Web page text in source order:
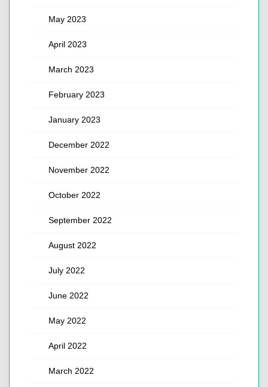
May 2023
April 2023
March 2023
February 2023
January 2023
December 2022
November 2022
October 2022
September 2022
August 2022
July 2022
June 2022
May 2022
April 2022
March 2022